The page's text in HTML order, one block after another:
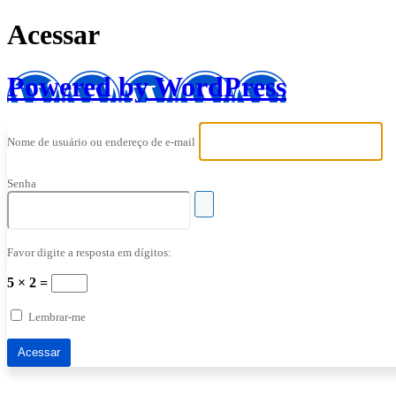
Acessar
Powered by WordPress
Nome de usuário ou endereço de e-mail
Senha
Favor digite a resposta em dígitos:
5 × 2 =
Lembrar-me